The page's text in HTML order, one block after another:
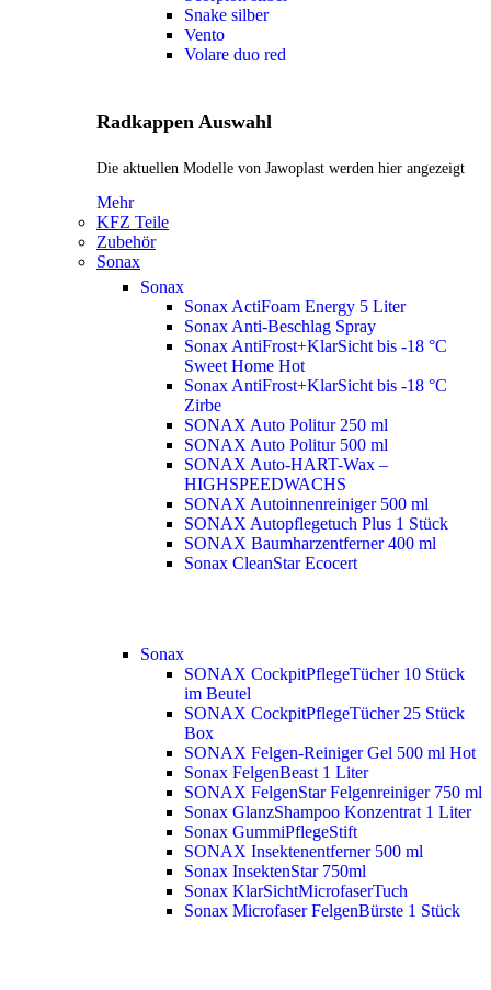
Snake silber
Vento
Volare duo red
Radkappen Auswahl
Die aktuellen Modelle von Jawoplast werden hier angezeigt
Mehr
KFZ Teile
Zubehör
Sonax
Sonax
Sonax ActiFoam Energy 5 Liter
Sonax Anti-Beschlag Spray
Sonax AntiFrost+KlarSicht bis -18 °C
Sweet Home Hot
Sonax AntiFrost+KlarSicht bis -18 °C
Zirbe
SONAX Auto Politur 250 ml
SONAX Auto Politur 500 ml
SONAX Auto-HART-Wax –
HIGHSPEEDWACHS
SONAX Autoinnenreiniger 500 ml
SONAX Autopflegetuch Plus 1 Stück
SONAX Baumharzentferner 400 ml
Sonax CleanStar Ecocert
Sonax
SONAX CockpitPflegeTücher 10 Stück
im Beutel
SONAX CockpitPflegeTücher 25 Stück
Box
SONAX Felgen-Reiniger Gel 500 ml Hot
Sonax FelgenBeast 1 Liter
SONAX FelgenStar Felgenreiniger 750 ml
Sonax GlanzShampoo Konzentrat 1 Liter
Sonax GummiPflegeStift
SONAX Insektenentferner 500 ml
Sonax InsektenStar 750ml
Sonax KlarSichtMicrofaserTuch
Sonax Microfaser FelgenBürste 1 Stück